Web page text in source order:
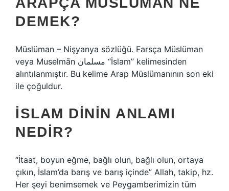
DEMEK?
Müslüman – Nişyanya sözlüğü. Farsça Müslüman
veya Muselmān مسلمان “İslam” kelimesinden
alıntılanmıştır. Bu kelime Arap Müslümanının son eki
ile çoğuldur.
İSLAM DININ ANLAMI
NEDIR?
“İtaat, boyun eğme, bağlı olun, bağlı olun, ortaya
çıkın, İslam’da barış ve barış içinde” Allah, takip, hz.
Her şeyi benimsemek ve Peygamberimizin tüm